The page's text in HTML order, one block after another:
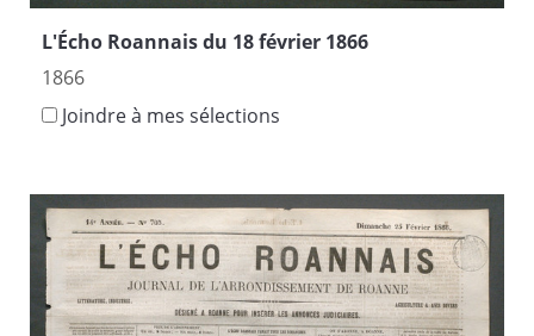
L'Écho Roannais du 18 février 1866
1866
Joindre à mes sélections